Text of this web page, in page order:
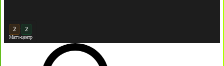
: 2
Матч-центр